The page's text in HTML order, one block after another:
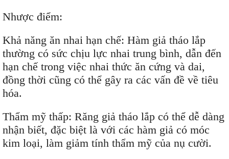
Nhược điểm:
Khả năng ăn nhai hạn chế: Hàm giả tháo lắp
thường có sức chịu lực nhai trung bình, dẫn đến
hạn chế trong việc nhai thức ăn cứng và dai,
đồng thời cũng có thể gây ra các vấn đề về tiêu
hóa.
Thẩm mỹ thấp: Răng giả tháo lắp có thể dễ dàng
nhận biết, đặc biệt là với các hàm giả có móc
kim loại, làm giảm tính thẩm mỹ của nụ cười.